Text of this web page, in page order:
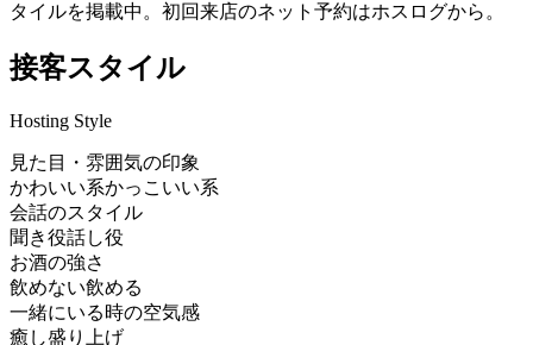
タイルを掲載中。初回来店のネット予約はホスログから。
接客スタイル
Hosting Style
見た目・雰囲気の印象
かわいい系かっこいい系
会話のスタイル
聞き役話し役
お酒の強さ
飲めない飲める
一緒にいる時の空気感
癒し盛り上げ